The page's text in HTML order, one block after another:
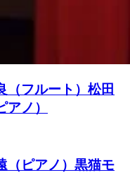
（フルート）松田
ノ）
（ピアノ）黒猫モ